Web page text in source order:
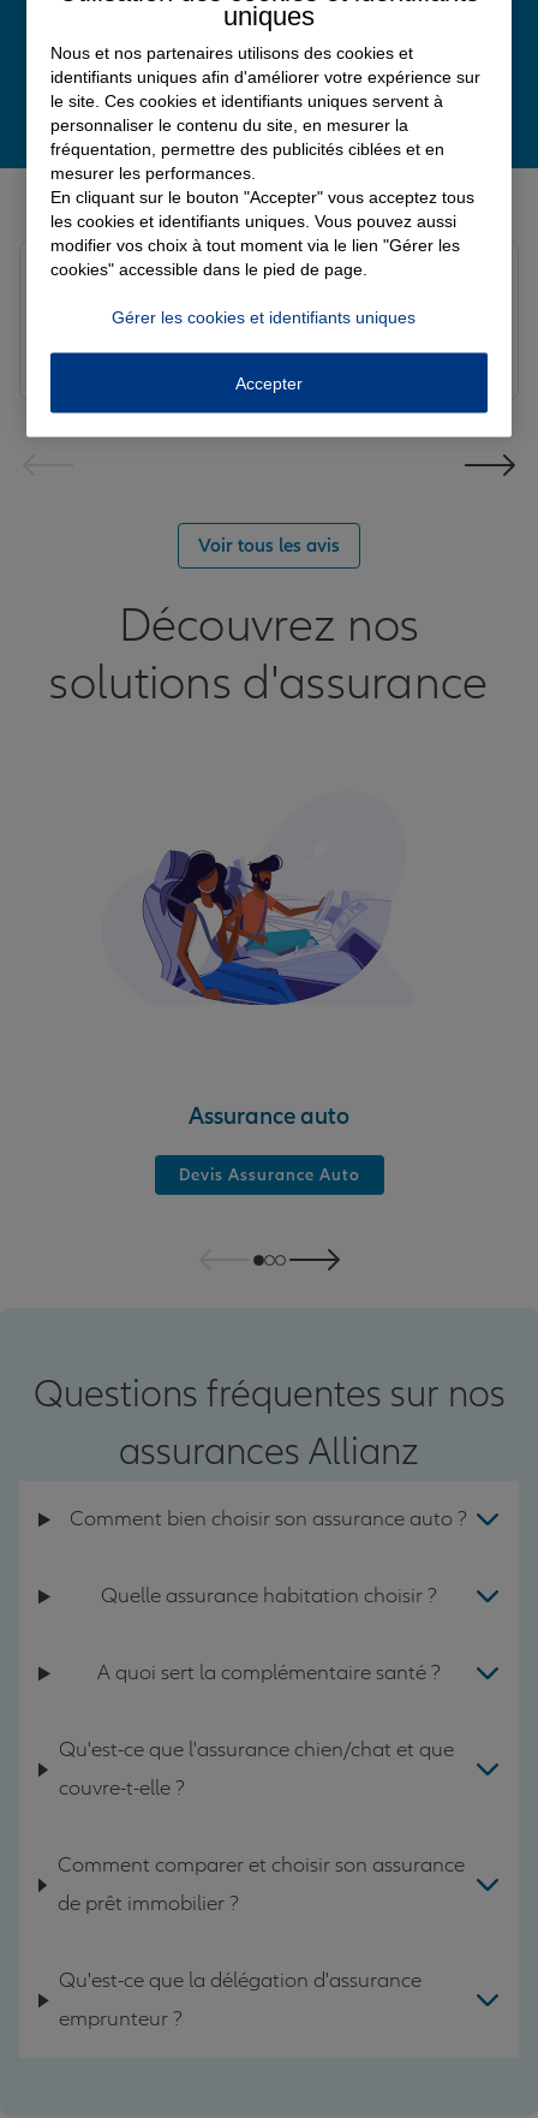
Derniers avis de nos agences Allianz
Le 08/08/2026 - Agence PAVILLY
Louis M.
Voir tous les avis
Découvrez nos
solutions d'assurance
Assurance auto
Devis Assurance Auto
Questions fréquentes sur nos
assurances Allianz
Comment bien choisir son assurance auto ?
Quelle assurance habitation choisir ?
A quoi sert la complémentaire santé ?
Qu'est-ce que l'assurance chien/chat et que
couvre-t-elle ?
Comment comparer et choisir son assurance
de prêt immobilier ?
Qu'est-ce que la délégation d'assurance
emprunteur ?
uniques
Nous et nos partenaires utilisons des cookies et
identifiants uniques afin d'améliorer votre expérience sur
le site. Ces cookies et identifiants uniques servent à
personnaliser le contenu du site, en mesurer la
fréquentation, permettre des publicités ciblées et en
mesurer les performances.
En cliquant sur le bouton "Accepter" vous acceptez tous
les cookies et identifiants uniques. Vous pouvez aussi
modifier vos choix à tout moment via le lien "Gérer les
cookies" accessible dans le pied de page.
Gérer les cookies et identifiants uniques
Accepter